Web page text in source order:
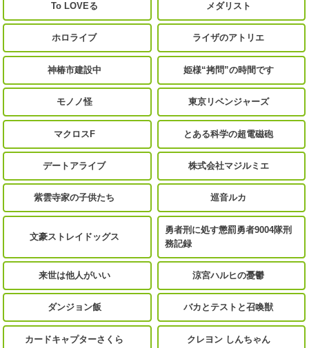
To LOVEる メダリスト
ホロライブ ライザのアトリエ
神椿市建設中 姫様“拷問”の時間です
モノノ怪 東京リベンジャーズ
マクロスF とある科学の超電磁砲
デートアライブ 株式会社マジルミエ
紫雲寺家の子供たち 巡音ルカ
文豪ストレイドッグス
勇者刑に処す懲罰勇者9004隊刑
務記録
来世は他人がいい 涼宮ハルヒの憂鬱
ダンジョン飯 バカとテストと召喚獣
カードキャプターさくら クレヨン しんちゃん